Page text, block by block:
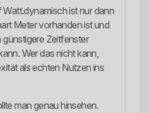
ist nur dann
Meter vorhanden ist und
günstigere Zeitfenster
Wer das nicht kann,
als echten Nutzen ins
man genau hinsehen.